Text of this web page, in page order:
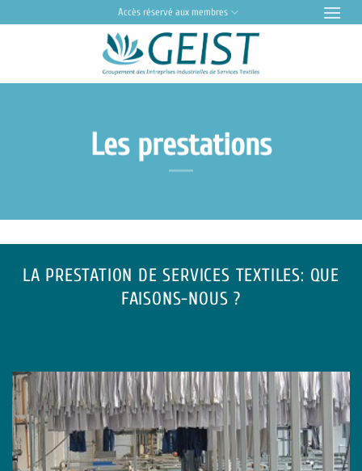
au
Accès réservé aux membres
Les prestations
LA PRESTATION DE SERVICES TEXTILES: QUE
FAISONS-NOUS ?